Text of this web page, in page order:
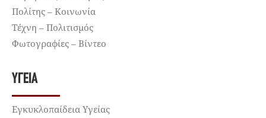
Πολίτης – Κοινωνία
Τέχνη – Πολιτισμός
Φωτογραφίες – Βίντεο
ΥΓΕΊΑ
Εγκυκλοπαίδεια Υγείας